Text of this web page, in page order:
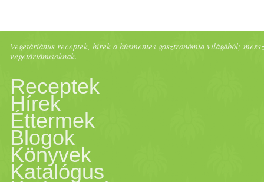
természetes és ízletes
ételekben rejlő örömöt -
anélkül, hogy sokat
költenének. A könyvet itt
tudod megvásárolni. Lapozz
Vegetáriánus receptek, hírek a húsmentes gasztronómia világából;
vegetáriánusoknak.
Receptek
Hírek
Éttermek
Blogok
Könyvek
Katalógus